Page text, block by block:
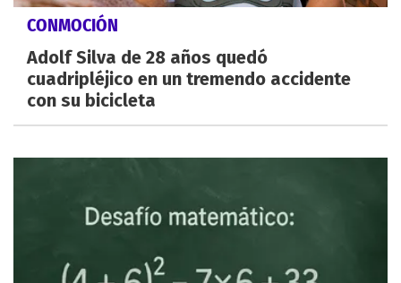
CONMOCIÓN
Adolf Silva de 28 años quedó
cuadripléjico en un tremendo accidente
con su bicicleta